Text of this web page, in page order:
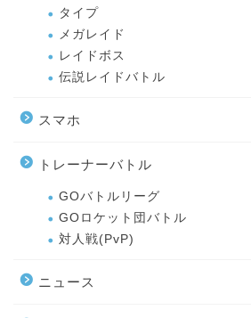
タイプ
メガレイド
レイドボス
伝説レイドバトル
スマホ
トレーナーバトル
GOバトルリーグ
GOロケット団バトル
対人戦(PvP)
ニュース